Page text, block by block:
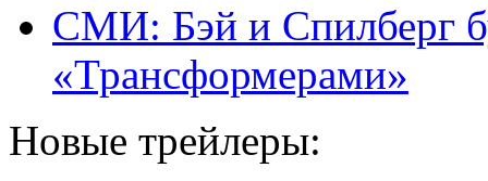
СМИ: Бэй и Спилберг
«Трансформерами»
Новые трейлеры: